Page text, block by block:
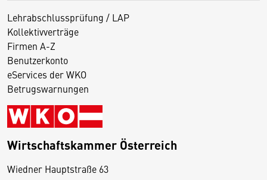
Lehrabschlussprüfung / LAP
Kollektivverträge
Firmen A-Z
Benutzerkonto
eServices der WKO
Betrugswarnungen
Wirtschaftskammer Österreich
Wiedner Hauptstraße 63
D